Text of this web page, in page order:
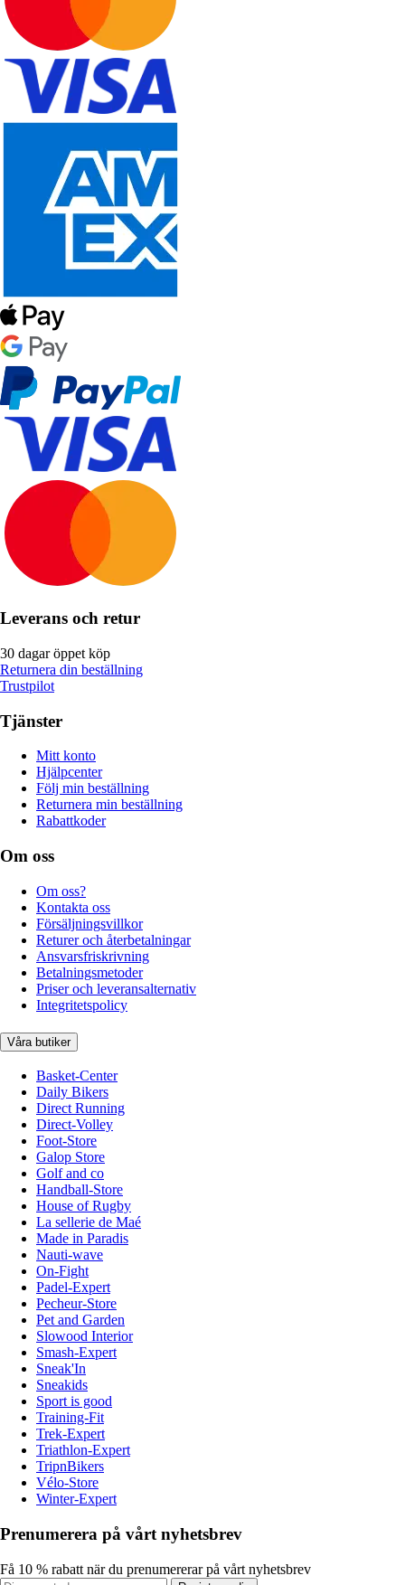
Leverans och retur
30 dagar öppet köp
Returnera din beställning
Trustpilot
Tjänster
Mitt konto
Hjälpcenter
Följ min beställning
Returnera min beställning
Rabattkoder
Om oss
Om oss?
Kontakta oss
Försäljningsvillkor
Returer och återbetalningar
Ansvarsfriskrivning
Betalningsmetoder
Priser och leveransalternativ
Integritetspolicy
Våra butiker
Basket-Center
Daily Bikers
Direct Running
Direct-Volley
Foot-Store
Galop Store
Golf and co
Handball-Store
House of Rugby
La sellerie de Maé
Made in Paradis
Nauti-wave
On-Fight
Padel-Expert
Pecheur-Store
Pet and Garden
Slowood Interior
Smash-Expert
Sneak'In
Sneakids
Sport is good
Training-Fit
Trek-Expert
Triathlon-Expert
TripnBikers
Vélo-Store
Winter-Expert
Prenumerera på vårt nyhetsbrev
Få 10 % rabatt när du prenumererar på vårt nyhetsbrev